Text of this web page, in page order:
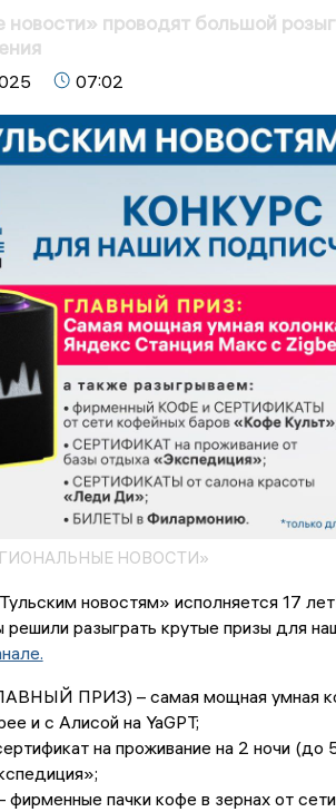
новости» проводят большой
07:02
НОВОСТИ»
новостям» исполняется 17
разыграть крутые призы для
ПРИЗ) – самая мощная умная
и с Алисой на YaGPT;
на проживание на 2 ночи (до
фирменные пачки кофе в зернах от